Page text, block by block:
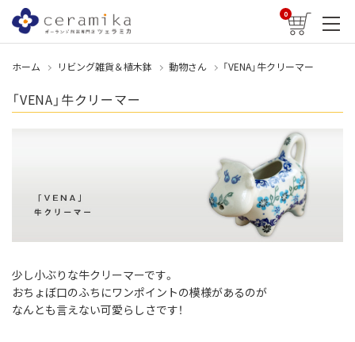
0
ホーム リビング雑貨＆植木鉢 動物さん 「VENA」牛クリーマー
「VENA」牛クリーマー
少し小ぶりな牛クリーマーです。
おちょぼ口のふちにワンポイントの模様があるのが
なんとも言えない可愛らしさです！